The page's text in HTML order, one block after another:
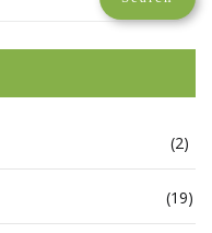
(2)
(19)